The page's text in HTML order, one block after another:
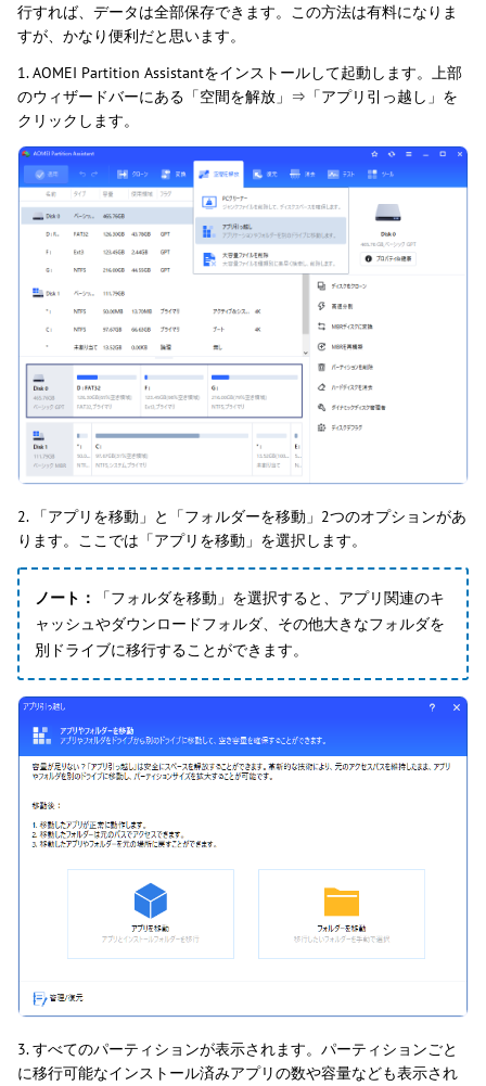
行すれば、データは全部保存できます。この方法は有料になりま
すが、かなり便利だと思います。
1. AOMEI Partition Assistantをインストールして起動します。上部
のウィザードバーにある「空間を解放」⇒「アプリ引っ越し」を
クリックします。
2. 「アプリを移動」と「フォルダーを移動」2つのオプションがあ
ります。ここでは「アプリを移動」を選択します。
ノート：
「フォルダを移動」を選択すると、アプリ関連のキ
ャッシュやダウンロードフォルダ、その他大きなフォルダを
別ドライブに移行することができます。
3. すべてのパーティションが表示されます。パーティションごと
に移行可能なインストール済みアプリの数や容量なども表示され